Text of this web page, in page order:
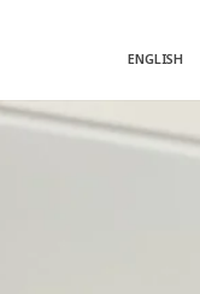
ENGLISH